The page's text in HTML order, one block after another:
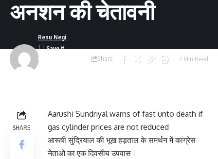
अनशन की चेतावनी
Last updated:
Renu Negi
Share 2 Min Read
SHARE
Aarushi Sundriyal warns of fast unto death if
gas cylinder prices are not reduced
आरूषी सुंद्रियाल की भूख हड़ताल के समर्थन में कांग्रेस
नेताओं का एक दिवसीय उपवास।